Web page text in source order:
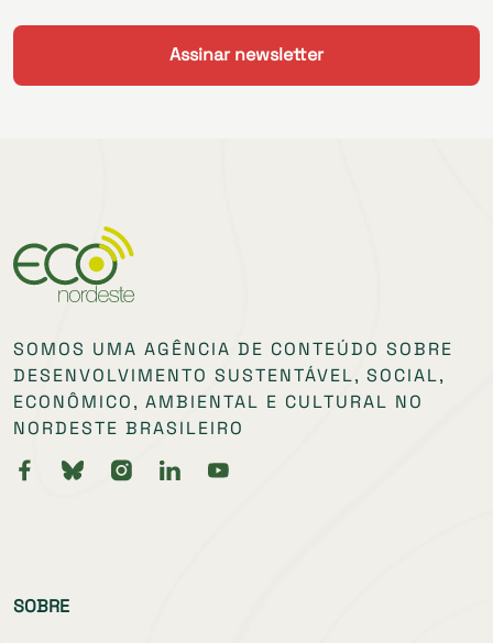
SOMOS UMA AGÊNCIA DE CONTEÚDO SOBRE
DESENVOLVIMENTO SUSTENTÁVEL, SOCIAL,
ECONÔMICO, AMBIENTAL E CULTURAL NO
NORDESTE BRASILEIRO
SOBRE